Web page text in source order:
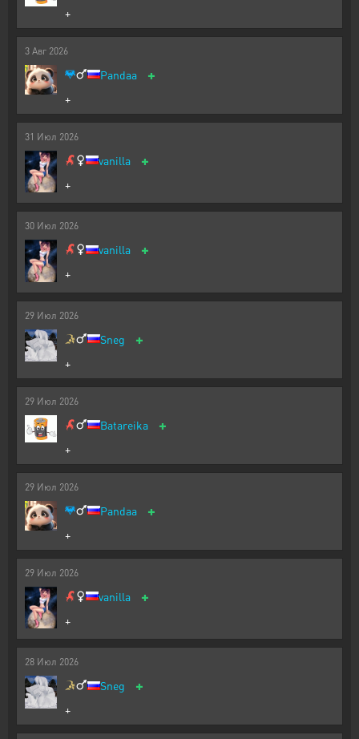
+
3 Авг 2026
Pandaa +
+
31 Июл 2026
vanilla +
+
30 Июл 2026
vanilla +
+
29 Июл 2026
Sneg +
+
29 Июл 2026
Batareika +
+
29 Июл 2026
Pandaa +
+
29 Июл 2026
vanilla +
+
28 Июл 2026
Sneg +
+